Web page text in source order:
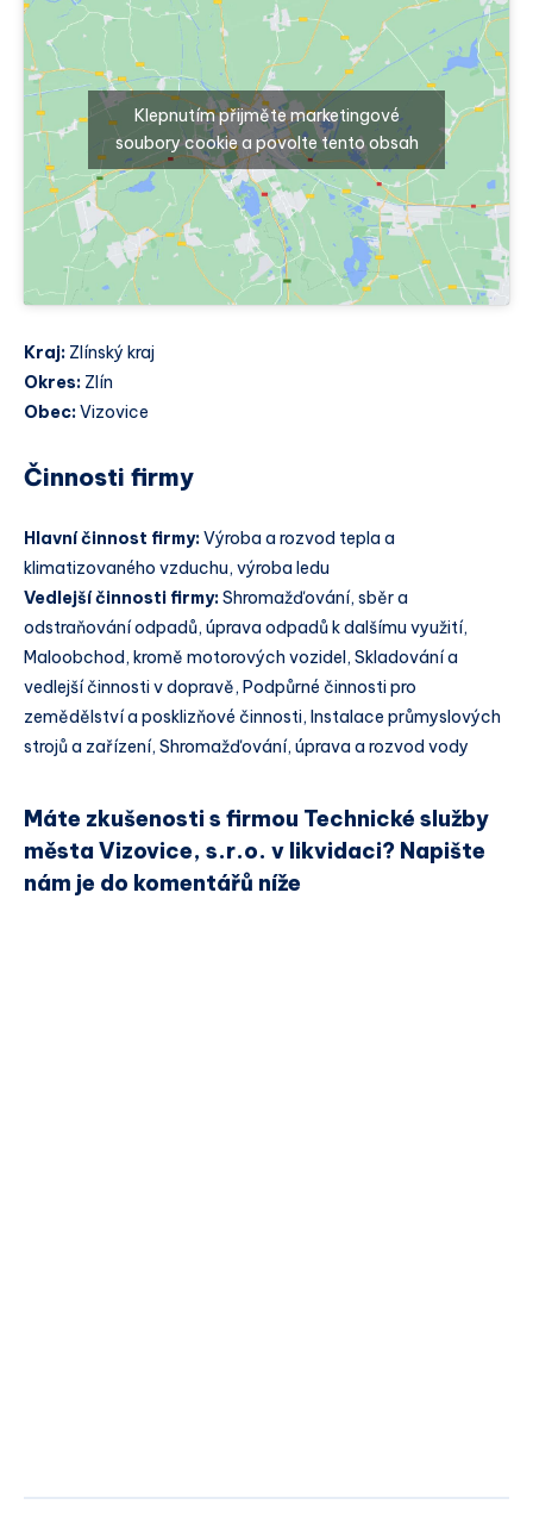
Klepnutím přijměte marketingové
soubory cookie a povolte tento obsah
Kraj: Zlínský kraj
Okres: Zlín
Obec:Vizovice
Činnosti firmy
Hlavní činnost firmy:Výroba a rozvod tepla a
klimatizovaného vzduchu, výroba ledu
Vedlejší činnosti firmy:Shromažďování, sběr a
odstraňování odpadů, úprava odpadů k dalšímu využití,
Maloobchod, kromě motorových vozidel, Skladování a
vedlejší činnosti v dopravě, Podpůrné činnosti pro
zemědělství a posklizňové činnosti, Instalace průmyslových
strojů a zařízení, Shromažďování, úprava a rozvod vody
Máte zkušenosti s firmou Technické služby
města Vizovice, s.r.o. v likvidaci? Napište
nám je do komentářů níže